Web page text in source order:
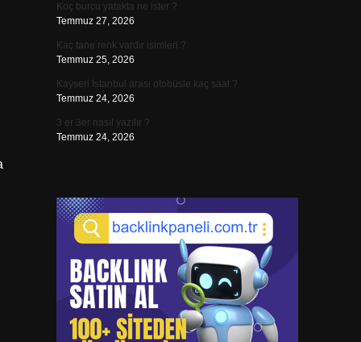
Koç burcu yatakta ne ister ?
Temmuz 27, 2026
Kaç tane renk vardır isimleri ?
Temmuz 25, 2026
Kayseri İstanbul arası otobüsle kaç saat ?
Temmuz 24, 2026
3 er 3er nasıl yazılır ?
Temmuz 24, 2026